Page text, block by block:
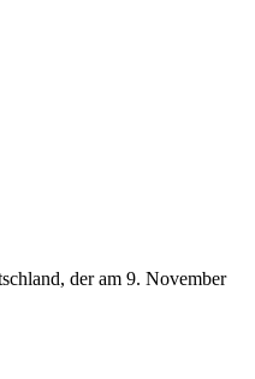
der am 9. November